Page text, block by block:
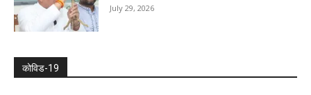
July 29, 2026
कोविड-19